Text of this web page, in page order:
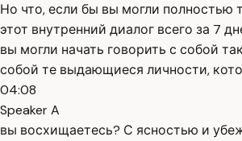
Но что, если бы вы могли полностью
этот внутренний диалог всего за 7
вы могли начать говорить с собой
собой те выдающиеся личности,
04:08
Speaker A
вы восхищаетесь? С ясностью и